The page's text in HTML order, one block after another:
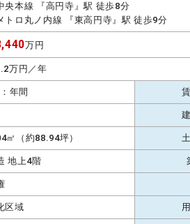
央本線 『高円寺』駅 徒歩8分
トロ丸ノ内線 『東高円寺』駅 徒歩9分
万円
万円／年
年間
㎡（約88.94坪）
地上4階
区域